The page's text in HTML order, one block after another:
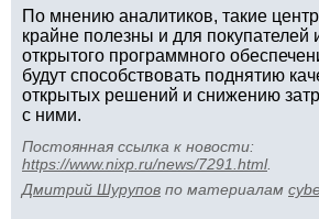
По мнению аналитиков, такие
крайне полезны и для покупателей
открытого программного
будут способствовать поднятию
открытых решений и снижению
с ними.
Постоянная ссылка к новости:
https://www.nixp.ru/news/7291.html.
Дмитрий Шурупов по материалам